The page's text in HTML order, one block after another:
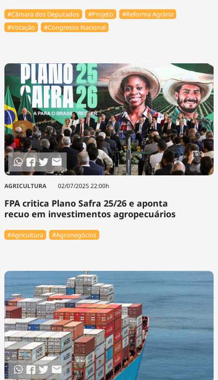
#Câmara dos Deputados #Projeto
#Reforma Agrária
#Votação
#Congresso Nacional
AGRICULTURA 02/07/2025 22:00h
FPA critica Plano Safra 25/26 e aponta
recuo em investimentos agropecuários
#Agricultura #Agronegócios